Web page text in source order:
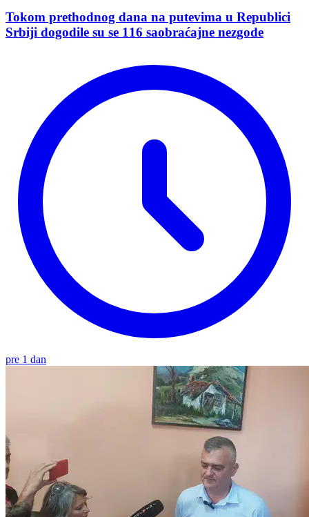
Tokom prethodnog dana na putevima u Republici
Srbiji dogodile su se 116 saobraćajne nezgode
pre 1 dan